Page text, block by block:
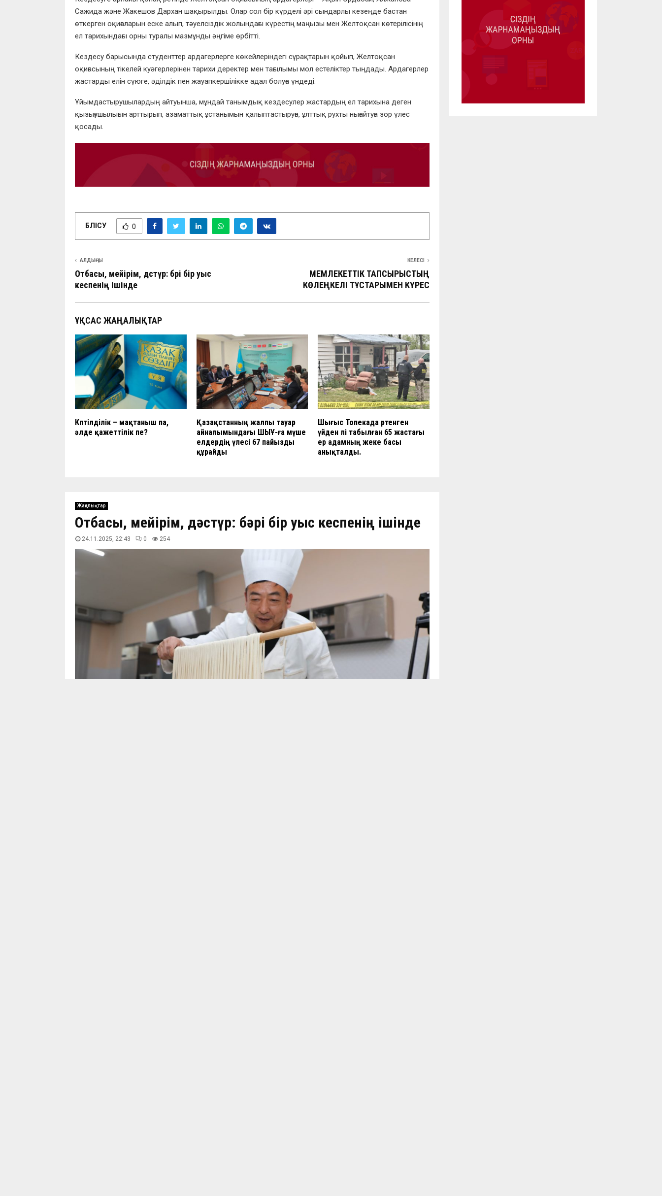
Сажида және Жакешов Дархан шақырылды. Олар сол бір күрделі әрі сындарлы кезеңде бастан
өткерген оқиғаларын еске алып, тәуелсіздік жолындағы күрестің маңызы мен Желтоқсан көтерілісінің
ел тарихындағы орны туралы мазмұнды әңгіме өрбітті.
Кездесу барысында студенттер ардагерлерге көкейлеріндегі сұрақтарын қойып, Желтоқсан
оқиғасының тікелей куәгерлерінен тарихи деректер мен тағылымы мол естеліктер тыңдады. Ардагерлер
жастарды елін сүюге, әділдік пен жауапкершілікке адал болуға үндеді.
Ұйымдастырушылардың айтуынша, мұндай танымдық кездесулер жастардың ел тарихына деген
қызығушылығын арттырып, азаматтық ұстанымын қалыптастыруға, ұлттық рухты нығайтуға зор үлес
қосады.
БӨЛІСУ 0
АЛДЫҢҒЫ
Отбасы, мейірім, дәстүр: бәрі бір уыс
кеспенің ішінде
КЕЛЕСІ
МЕМЛЕКЕТТІК ТАПСЫРЫСТЫҢ
КӨЛЕҢКЕЛІ ТҰСТАРЫМЕН КҮРЕС
ҰҚСАС ЖАҢАЛЫҚТАР
Көптілділік – мақтаныш па,
әлде қажеттілік пе?
Қазақстанның жалпы тауар
айналымындағы ШЫҰ-ға мүше
елдердің үлесі 67 пайызды
құрайды
Шығыс Топекада өртенген
үйден өлі табылған 65 жастағы
ер адамның жеке басы
анықталды.
Жаңалықтар
Отбасы, мейірім, дәстүр: бәрі бір уыс кеспенің ішінде
24.11.2025, 22:43 0 255